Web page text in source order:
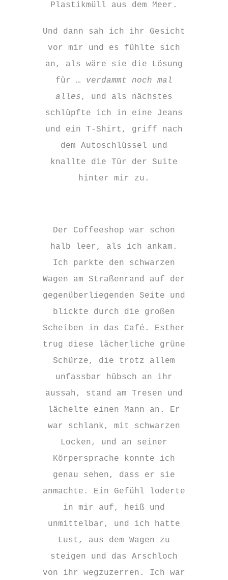
Plastikmüll aus dem Meer.
Und dann sah ich ihr Gesicht
vor mir und es fühlte sich
an, als wäre sie die Lösung
für … verdammt noch mal
alles, und als nächstes
schlüpfte ich in eine Jeans
und ein T-Shirt, griff nach
dem Autoschlüssel und
knallte die Tür der Suite
hinter mir zu.
Der Coffeeshop war schon
halb leer, als ich ankam.
Ich parkte den schwarzen
Wagen am Straßenrand auf der
gegenüberliegenden Seite und
blickte durch die großen
Scheiben in das Café. Esther
trug diese lächerliche grüne
Schürze, die trotz allem
unfassbar hübsch an ihr
aussah, stand am Tresen und
lächelte einen Mann an. Er
war schlank, mit schwarzen
Locken, und an seiner
Körpersprache konnte ich
genau sehen, dass er sie
anmachte. Ein Gefühl loderte
in mir auf, heiß und
unmittelbar, und ich hatte
Lust, aus dem Wagen zu
steigen und das Arschloch
von ihr wegzuzerren. Ich war